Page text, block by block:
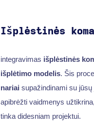
Išplėstinės
integravimas išplėstinės
išplėtimo modelis. Šis
nariai supažindinami su
apibrėžti vaidmenys
tinka didesniam projektui.